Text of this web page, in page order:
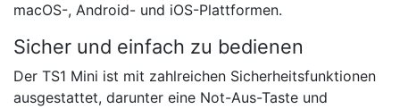
macOS-, Android- und iOS-Plattformen.
Sicher und einfach zu bedienen
Der TS1 Mini ist mit zahlreichen Sicherheitsfunktionen
ausgestattet, darunter eine Not-Aus-Taste und